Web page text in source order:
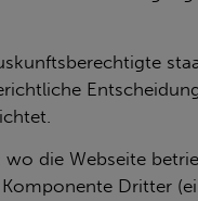
die Web­sei­te
Drit­ter